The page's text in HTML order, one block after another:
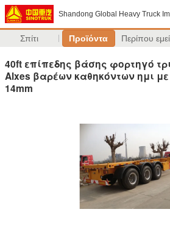
Shandong Global Heavy Truck
Σπίτι Προϊόντα Περίπου
40ft επίπεδης βάσης φορτηγό
Alxes βαρέων καθηκόντων ημι
14mm